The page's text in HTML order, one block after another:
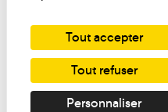
Tout accepter
Tout refuser
Personnaliser